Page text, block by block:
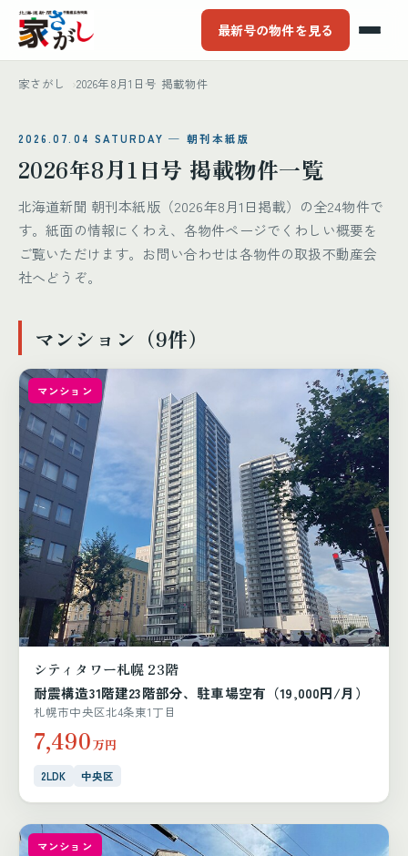
最新号の物件を見る
家さがし 2026年8月1日号 掲載物件
2026.07.04 SATURDAY ─ 朝刊本紙版
2026年8月1日号 掲載物件一覧
北海道新聞 朝刊本紙版（2026年8月1日掲載）の全24物件で
す。紙面の情報にくわえ、各物件ページでくわしい概要を
ご覧いただけます。お問い合わせは各物件の取扱不動産会
社へどうぞ。
マンション（9件）
マンション
シティタワー札幌 23階
耐震構造31階建23階部分、駐車場空有（19,000円/月）
札幌市中央区北4条東1丁目
7,490万円
2LDK 中央区
マンション